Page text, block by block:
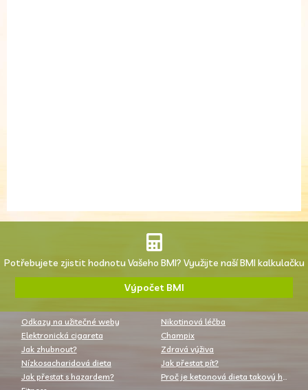
Potřebujete zjistit hodnotu Vašeho BMI? Využijte naší BMI kalkulačku
Výpočet BMI
Odkazy na užitečné weby
Nikotinová léčba
Elektronická cigareta
Champix
Jak zhubnout?
Zdravá výživa
Nízkosacharidová dieta
Jak přestat pít?
Jak přestat s hazardem?
Proč je ketonová dieta takový hit? Má mnoho předností